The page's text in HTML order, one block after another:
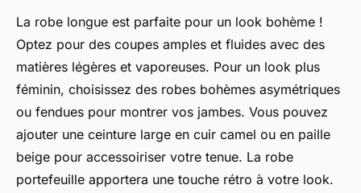
La robe longue est parfaite pour un look bohème !
Optez pour des coupes amples et fluides avec des
matières légères et vaporeuses. Pour un look plus
féminin, choisissez des robes bohèmes asymétriques
ou fendues pour montrer vos jambes. Vous pouvez
ajouter une ceinture large en cuir camel ou en paille
beige pour accessoiriser votre tenue. La robe
portefeuille apportera une touche rétro à votre look.